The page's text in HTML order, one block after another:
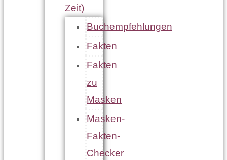
Zeit)
Buchempfehlungen
Fakten
Fakten
zu
Masken
Masken-
Fakten-
Checker